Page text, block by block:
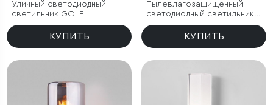
Уличный светодиодный
светильник GOLF
КУПИТЬ
Пылевлагозащи­щенный
светодиодный светильник с
регулируемыми лучами
Blade черный IP54
КУПИТЬ